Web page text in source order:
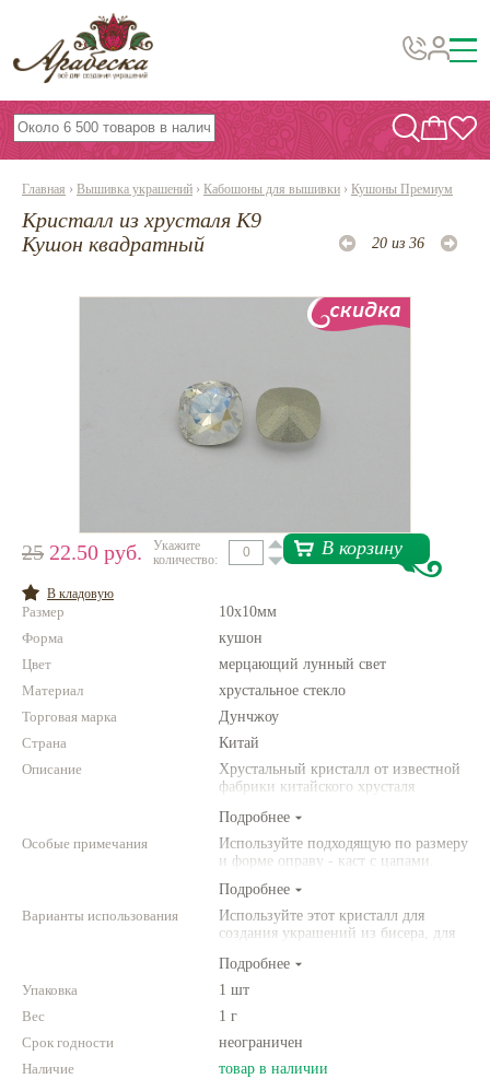
Бусины, подвески, декор
Бисер
Фурнитура
Инструменты и материалы
Шнуры, ленты, нитки
По темам и сезонам
Нетемнеющая фурнитура
Всё для вышивки
Проволока
Натуральные камни
Новинки!
Фотофорум
Главная › Вышивка украшений › Кабошоны для вышивки › Кушоны Премиум
Кристалл из хрусталя К9
Кушон квадратный
20 из 36
25 22.50 руб.
Укажите
количество:
В корзину
В кладовую
Размер
10х10мм
Форма
кушон
Цвет
мерцающий лунный свет
Материал
хрустальное стекло
Торговая марка
Дунчжоу
Страна
Китай
Описание
Хрустальный кристалл от известной
фабрики китайского хрусталя
маркировку К9 и соответствует
европейским стандартам
Подробнее
Особые примечания
Используйте подходящую по размеру
и форме оправу - каст с цапами.
Подробнее
Варианты использования
Используйте этот кристалл для
создания украшений из бисера, для
Подробнее
Упаковка
1 шт
Вес
1 г
Срок годности
неограничен
Наличие
товар в наличии